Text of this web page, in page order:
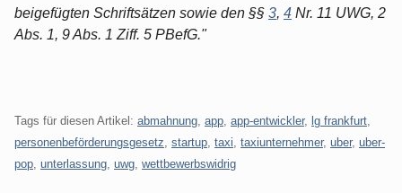
beigefügten Schriftsätzen sowie den §§ 3, 4 Nr. 11 UWG, 2
Abs. 1, 9 Abs. 1 Ziff. 5 PBefG."
Tags für diesen Artikel: abmahnung app app-entwickler, lg frankfurt
personenbeförderungsgesetz startup taxi taxiunternehmer, uber, uber-
pop unterlassung uwg wettbewerbswidrig